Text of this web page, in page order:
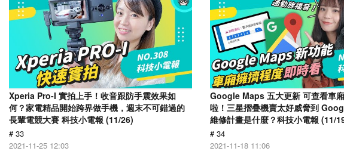
Xperia Pro-I 實拍上手！收音跟防手震效果如
何？家電精品開始跨界做手機，週末不可錯過的
長輩電競大賽 科技小電報 (11/26)
# 33
2021-11-25 12:03
Google Maps 五大更新 可查看車
啦！三星摺疊機賣太好威脅到
維修計畫是什麼？科技小電報 (11/
# 34
2021-11-18 11:06